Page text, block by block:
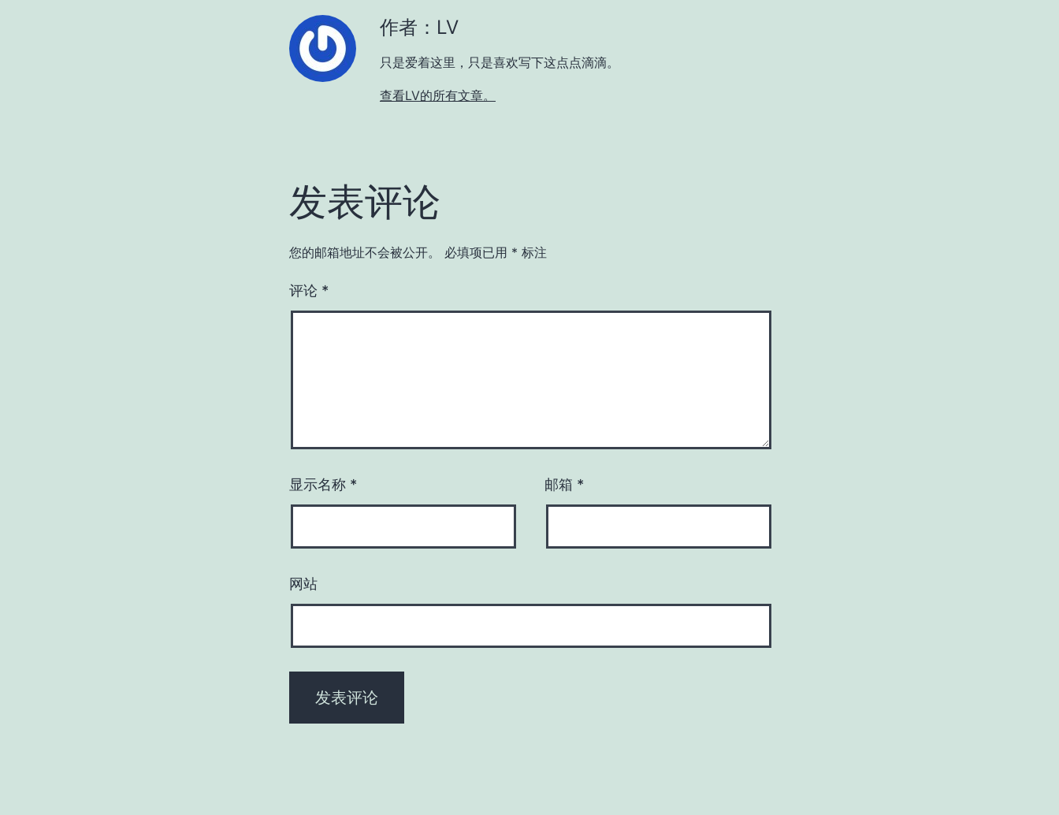
作者：LV
只是爱着这里，只是喜欢写下这点点滴滴。
查看LV的所有文章。
发表评论
您的邮箱地址不会被公开。 必填项已用 * 标注
评论 *
显示名称 * 邮箱 *
网站